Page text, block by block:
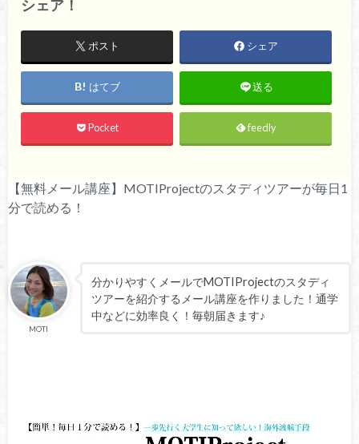
シェア！
ポスト シェア
はてブ 送る
Pocket feedly
【無料メール講座】MOTIProjectのスタディツアーが毎日1
分で読める！
MOTI
分かりやすくメールでMOTIProjectのスタディ
ツアーを紹介するメール講座を作りました！通学
中などに効率良く！毎朝届きます♪